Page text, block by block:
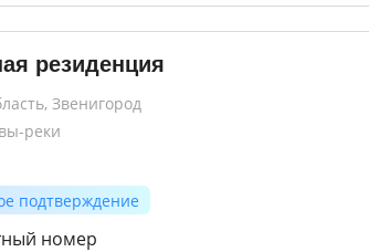
резиденция
Звенигород
реки
подтверждение
номер